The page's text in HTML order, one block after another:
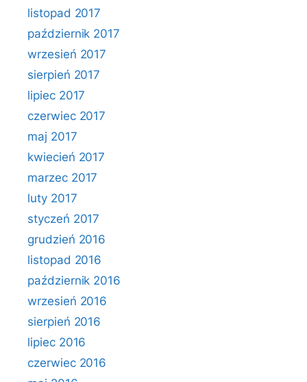
listopad 2017
październik 2017
wrzesień 2017
sierpień 2017
lipiec 2017
czerwiec 2017
maj 2017
kwiecień 2017
marzec 2017
luty 2017
styczeń 2017
grudzień 2016
listopad 2016
październik 2016
wrzesień 2016
sierpień 2016
lipiec 2016
czerwiec 2016